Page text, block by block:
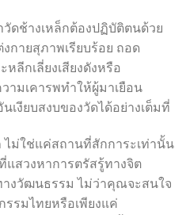
ดช้างเหล็กต้องปฏิบัติตนด้วย
กายสุภาพเรียบร้อย ถอด
หลีกเลี่ยงเสียงดังหรือ
ามเคารพทำให้ผู้มาเยือน
เงียบสงบของวัดได้อย่างเต็มที่
ม่ใช่แค่สถานที่สักการะเท่านั้น
สวงหาการตรัสรู้ทางจิต
วัฒนธรรม ไม่ว่าคุณจะสนใจ
รรมไทยหรือเพียงแค่